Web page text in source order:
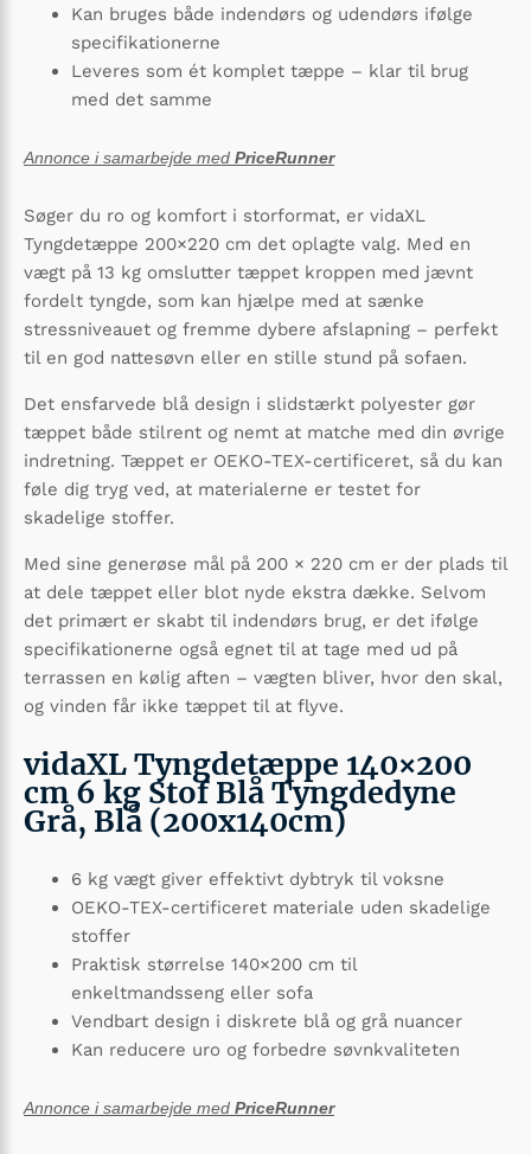
Kan bruges både indendørs og udendørs ifølge
specifikationerne
Leveres som ét komplet tæppe – klar til brug
med det samme
Annonce i samarbejde med PriceRunner
Søger du ro og komfort i storformat, er vidaXL
Tyngdetæppe 200×220 cm det oplagte valg. Med en
vægt på 13 kg omslutter tæppet kroppen med jævnt
fordelt tyngde, som kan hjælpe med at sænke
stressniveauet og fremme dybere afslapning – perfekt
til en god nattesøvn eller en stille stund på sofaen.
Det ensfarvede blå design i slidstærkt polyester gør
tæppet både stilrent og nemt at matche med din øvrige
indretning. Tæppet er OEKO-TEX-certificeret, så du kan
føle dig tryg ved, at materialerne er testet for
skadelige stoffer.
Med sine generøse mål på 200 × 220 cm er der plads til
at dele tæppet eller blot nyde ekstra dække. Selvom
det primært er skabt til indendørs brug, er det ifølge
specifikationerne også egnet til at tage med ud på
terrassen en kølig aften – vægten bliver, hvor den skal,
og vinden får ikke tæppet til at flyve.
vidaXL Tyngdetæppe 140×200
cm 6 kg Stof Blå Tyngdedyne
Grå, Blå (200x140cm)
6 kg vægt giver effektivt dybtryk til voksne
OEKO-TEX-certificeret materiale uden skadelige
stoffer
Praktisk størrelse 140×200 cm til
enkeltmandsseng eller sofa
Vendbart design i diskrete blå og grå nuancer
Kan reducere uro og forbedre søvnkvaliteten
Annonce i samarbejde med PriceRunner